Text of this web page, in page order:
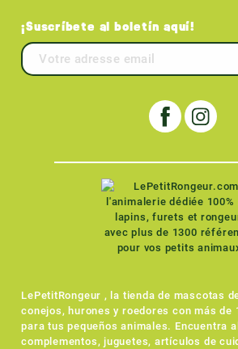
¡Suscríbete al boletín aquí!
LePetitRongeur , la tienda de mascotas
conejos, hurones y roedores con más de
para tus pequeños animales. Encuentra
complementos, juguetes, artículos de